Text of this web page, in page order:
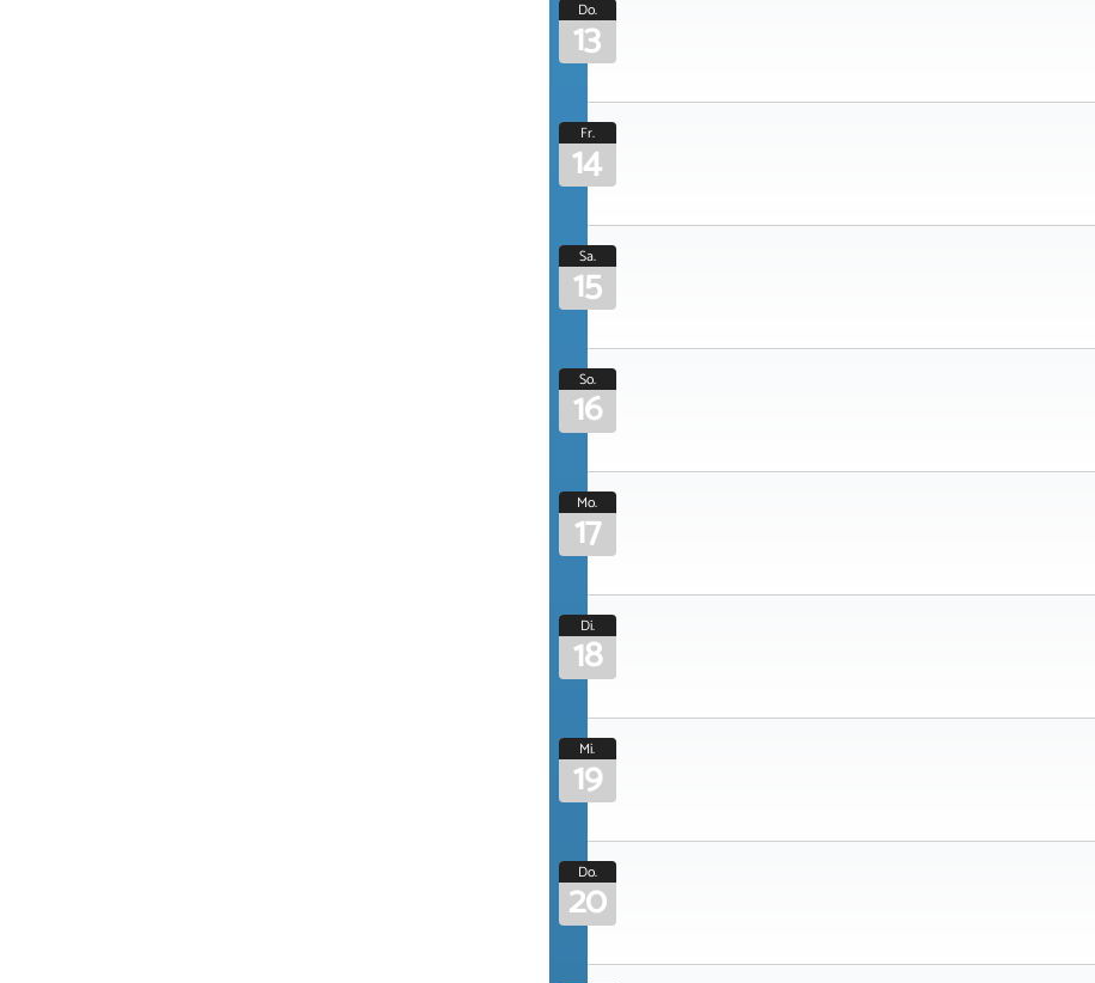
Do.
13
Fr.
14
Sa.
15
So.
16
Mo.
17
Di.
18
Mi.
19
Do.
20